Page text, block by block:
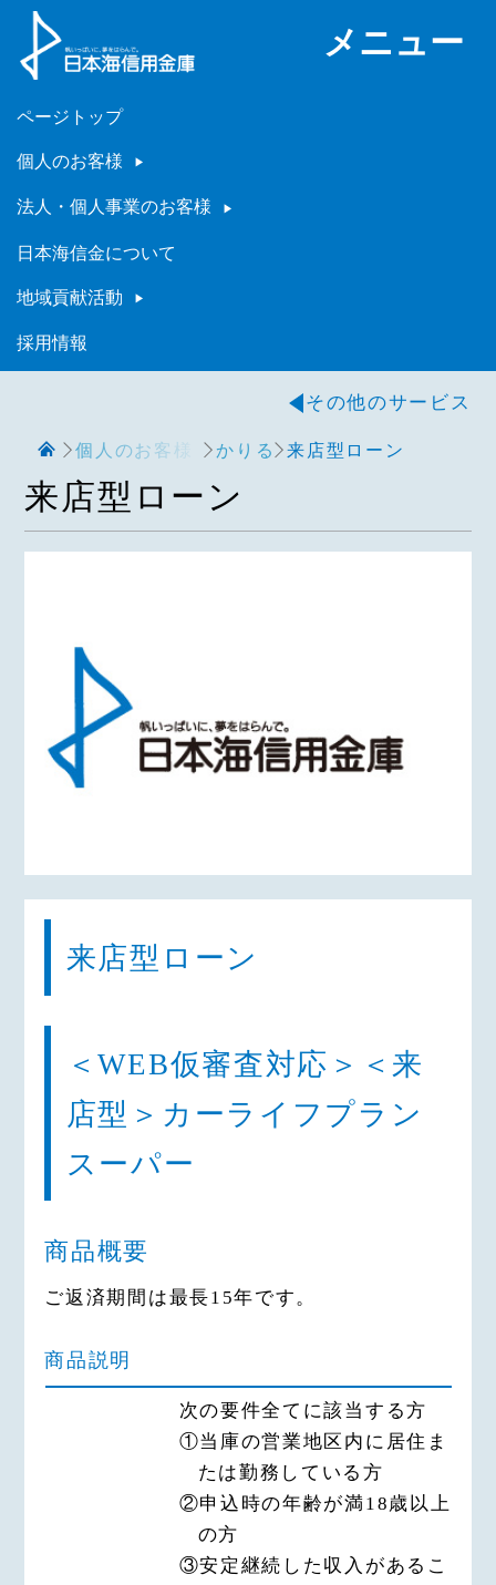
メニュー
ページトップ
個人のお客様
法人・個人事業のお客様
日本海信金について
地域貢献活動
採用情報
その他のサービス
個人のお客様 かりる 来店型ローン
来店型ローン
来店型ローン
＜WEB仮審査対応＞＜来
店型＞カーライフプラン
スーパー
商品概要
ご返済期間は最長15年です。
商品説明
次の要件全てに該当する方
①当庫の営業地区内に居住ま
たは勤務している方
②申込時の年齢が満18歳以上
の方
③安定継続した収入があるこ